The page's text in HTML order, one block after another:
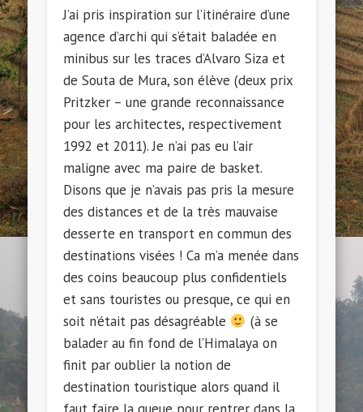
J’ai pris inspiration sur l’itinéraire d’une
agence d’archi qui s’était baladée en
minibus sur les traces d’Alvaro Siza et
de Souta de Mura, son élève (deux prix
Pritzker – une grande reconnaissance
pour les architectes, respectivement
1992 et 2011). Je n’ai pas eu l’air
maligne avec ma paire de basket.
Disons que je n’avais pas pris la mesure
des distances et de la très mauvaise
desserte en transport en commun des
destinations visées ! Ca m’a menée dans
des coins beaucoup plus confidentiels
et sans touristes ou presque, ce qui en
soit n’était pas désagréable
(à se
balader au fin fond de l’Himalaya on
finit par oublier la notion de
destination touristique alors quand il